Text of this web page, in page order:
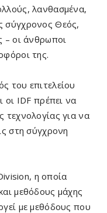
λανθασμένα,
σύγχρονος Θεός,
– οι άνθρωποι
της.
του επιτελείου
οι IDF πρέπει να
τεχνολογίας για να
στη σύγχρονη
η οποία
μεθόδους μάχης
με μεθόδους που